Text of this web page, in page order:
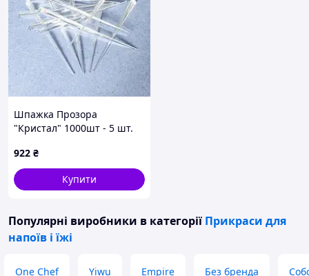
Шпажка Прозора
"Кристал" 1000шт - 5 шт.
922 ₴
Купити
Популярні виробники в категорії Прикраси для
напоїв і їжі
One Chef Yiwu Empire Без бренда